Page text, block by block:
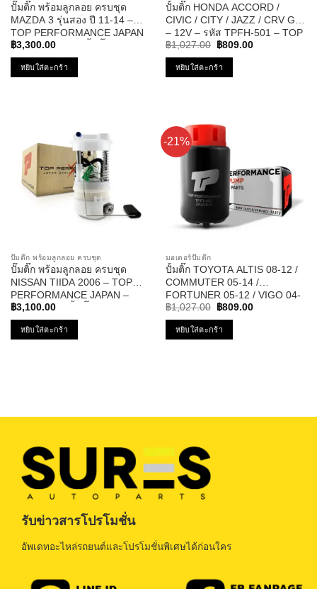
ปั๊มติ๊ก พร้อมลูกลอย ครบชุด
MAZDA 3 รุ่นสอง ปี 11-14 –
TOP PERFORMANCE JAPAN
– TPFMZ-913 – ปั้มติ๊ก มาสด้า
สาม
฿3,300.00
หยิบใส่ตะกร้า
ปั้มติ๊ก HONDA ACCORD /
CIVIC / CITY / JAZZ / CRV G3
– 12V – รหัส TPFH-501 – TOP
PERFORMANCE
฿1,027.00
Original
was:
฿1,027.00.
฿809.00Current
หยิบใส่ตะกร้า
ปั๊มติ๊ก พร้อมลูกลอย ครบชุด
ปั๊มติ๊ก พร้อมลูกลอย ครบชุด
NISSAN TIIDA 2006 – TOP
PERFORMANCE JAPAN –
TPFN-964 – ปั้มติ๊ก นิสสัน ทีด้า
฿3,100.00
หยิบใส่ตะกร้า
-21%
มอเตอร์ปั๊มติ๊ก
ปั้มติ๊ก TOYOTA ALTIS 08-12 /
COMMUTER 05-14 /
FORTUNER 05-12 / VIGO 04-
11 / VIOS 08-10 / YARIS 06-10
12V รหัส TPFT-002 – TOP
PERFORMANCE JAPAN
฿1,027.00
Original
was:
฿1,027.00.
฿809.00Current
หยิบใส่ตะกร้า
รับข่าวสารโปรโมชั่น
อัพเดทอะไหล่รถยนต์และโปรโมชั่นพิเศษได้ก่อนใคร